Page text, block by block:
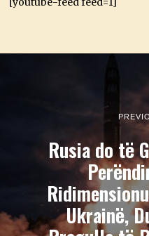
Rusia do të
Ukrainë,